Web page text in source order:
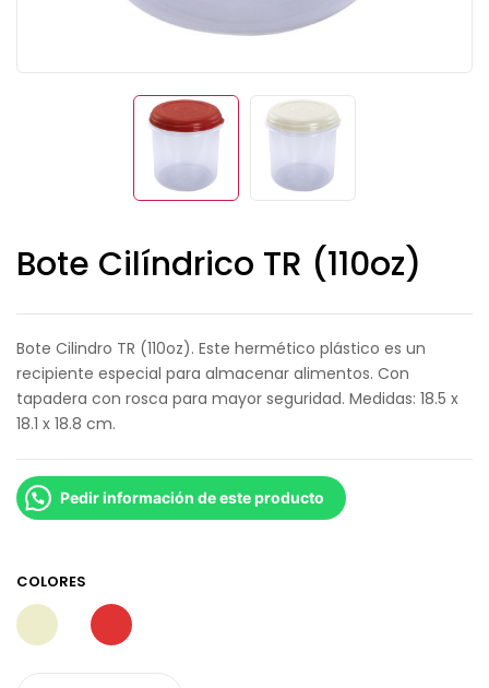
Bote Cilíndrico TR (110oz)
Bote Cilindro TR (110oz). Este hermético plástico es un
recipiente especial para almacenar alimentos. Con
tapadera con rosca para mayor seguridad. Medidas: 18.5 x
18.1 x 18.8 cm.
Pedir información de este producto
COLORES